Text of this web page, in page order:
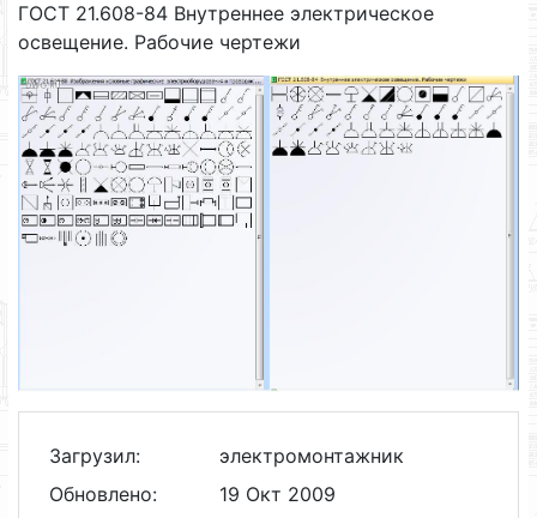
ГОСТ 21.608-84 Внутреннее электрическое
освещение. Рабочие чертежи
Загрузил:
электромонтажник
Обновлено:
19 Окт 2009